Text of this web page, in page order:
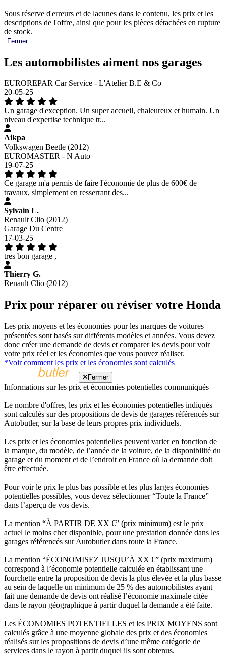
Sous réserve d'erreurs et de lacunes dans le contenu, les prix et les
descriptions de l'offre, ainsi que pour les pièces détachées en rupture
de stock.
Fermer
Les automobilistes aiment nos garages
EUROREPAR Car Service - L'Atelier B.E & Co
20-05-25
Un garage d'exception. Un super accueil, chaleureux et humain. Un
niveau d'expertise technique tr...
Aikpa
Volkswagen Beetle (2012)
EUROMASTER - N Auto
19-07-25
Ce garage m'a permis de faire l'économie de plus de 600€ de
travaux, simplement en resserrant des...
Sylvain L.
Renault Clio (2012)
Garage Du Centre
17-03-25
tres bon garage ,
Thierry G.
Renault Clio (2012)
Prix pour réparer ou réviser votre Honda
Les prix moyens et les économies pour les marques de voitures
présentées sont basés sur différents modèles et années. Vous devez
donc créer une demande de devis et comparer les devis pour voir
votre prix réel et les économies que vous pouvez réaliser.
*Voir comment les prix et les économies sont calculés
Fermer
Informations sur les prix et économies potentielles communiqués
Le nombre d'offres, les prix et les économies potentielles indiqués
sont calculés sur des propositions de devis de garages référencés sur
Autobutler, sur la base de leurs propres prix individuels.
Les prix et les économies potentielles peuvent varier en fonction de
la marque, du modèle, de l’année de la voiture, de la disponibilité du
garage et du moment et de l’endroit en France où la demande doit
être effectuée.
Pour voir le prix le plus bas possible et les plus larges économies
potentielles possibles, vous devez sélectionner “Toute la France”
dans l’aperçu de vos devis.
La mention “À PARTIR DE XX €” (prix minimum) est le prix
actuel le moins cher disponible, pour une prestation donnée dans les
garages référencés sur Autobutler dans toute la France.
La mention “ÉCONOMISEZ JUSQU’À XX €” (prix maximum)
correspond à l’économie potentielle calculée en établissant une
fourchette entre la proposition de devis la plus élevée et la plus basse
au sein de laquelle un minimum de 25 % des automobilistes ayant
fait une demande de devis ont réalisé l’économie maximale citée
dans le rayon géographique à partir duquel la demande a été faite.
Les ÉCONOMIES POTENTIELLES et les PRIX MOYENS sont
calculés grâce à une moyenne globale des prix et des économies
réalisés sur les propositions de devis d’une même catégorie de
services dans le rayon à partir duquel ils sont obtenus.